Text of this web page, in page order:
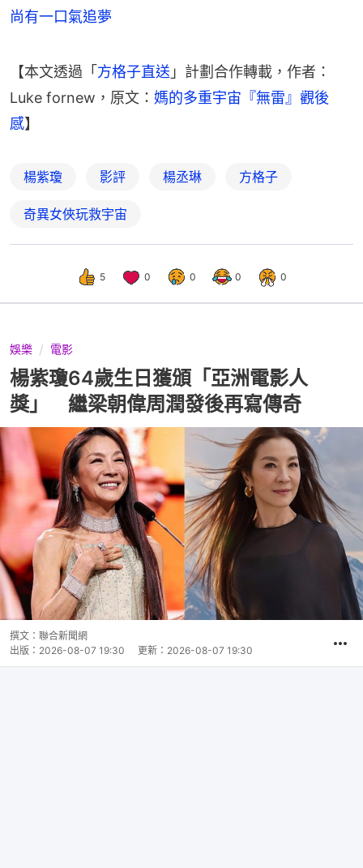
尚有一口氣追夢
【本文透過「方格子直送 」計劃合作轉載，作者：
Luke fornew，原文： 媽的多重宇宙『無雷』觀後
感】
楊紫瓊 影評 楊丞琳 方格子
奇異女俠玩救宇宙
5 0 0 0 0
娛樂 電影
楊紫瓊64歲生日獲頒「亞洲電影人
獎」 繼梁朝偉周潤發後再寫傳奇
撰文： 聯合新聞網
出版： 2026-08-07 19:30 更新： 2026-08-07 19:30